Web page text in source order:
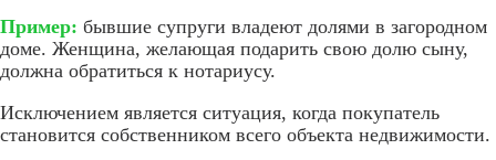
Пример: бывшие супруги владеют долями в загородном
доме. Женщина, желающая подарить свою долю сыну,
должна обратиться к нотариусу.
Исключением является ситуация, когда покупатель
становится собственником всего объекта недвижимости.